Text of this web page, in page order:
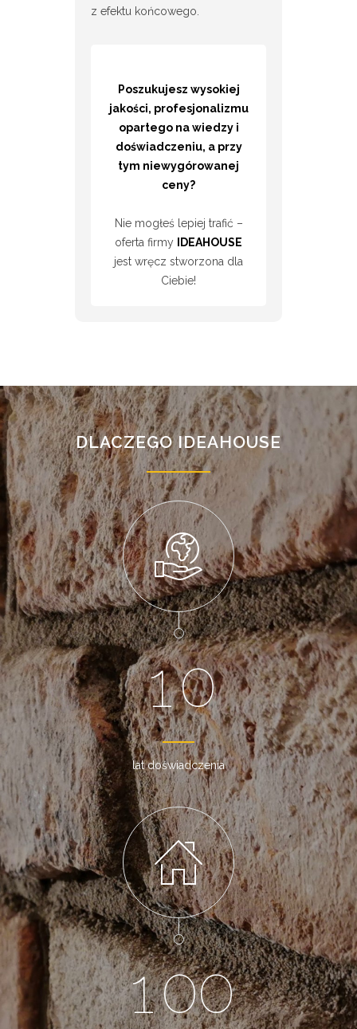
z efektu końcowego.
Poszukujesz wysokiej
jakości, profesjonalizmu
opartego na wiedzy i
doświadczeniu, a przy
tym niewygórowanej
ceny?
Nie mogłeś lepiej trafić –
oferta firmy
IDEAHOUSE
jest wręcz stworzona dla
Ciebie!
DLACZEGO IDEAHOUSE
10
lat doświadczenia
100